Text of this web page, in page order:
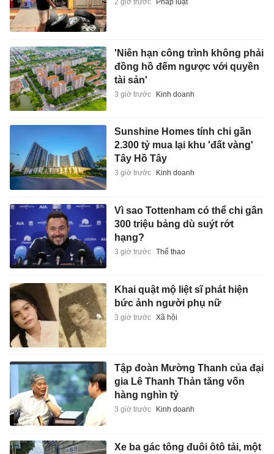
2 giờ trước Pháp luật
'Niên hạn công trình không phải
đồng hồ đếm ngược với quyền
tài sản'
3 giờ trước Kinh doanh
Sunshine Homes tính chi gần
2.300 tỷ mua lại khu 'đất vàng'
Tây Hồ Tây
3 giờ trước Kinh doanh
Vì sao Tottenham có thể chi gần
300 triệu bảng dù suýt rớt
hạng?
3 giờ trước Thể thao
Khai quật mộ liệt sĩ phát hiện
bức ảnh người phụ nữ
3 giờ trước Xã hội
Tập đoàn Mường Thanh của đại
gia Lê Thanh Thản tăng vốn
hàng nghìn tỷ
3 giờ trước Kinh doanh
Xe ba gác tông đuôi ôtô tải, một